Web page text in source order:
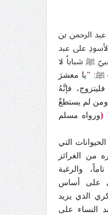
الرحمن بن
على عبد
ﷺ شباباً لا
ﷺ: "يا معشرَ
فإنَّهُ
لم يستطعْ
"ورواه مسلم
التي
من الغرائز
والرغبة
على أساس
الذي يزيد
النساء على